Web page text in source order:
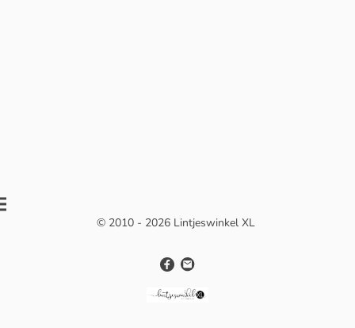
© 2010 - 2026 Lintjeswinkel XL